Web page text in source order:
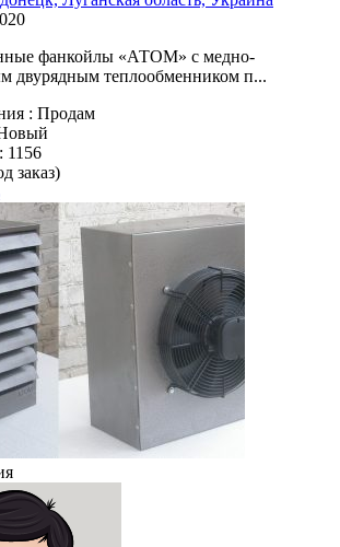
фанкойлы «АТОМ» с медно-
двурядным теплообменником п...
: Продам
1156
заказ)